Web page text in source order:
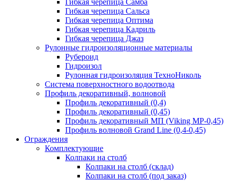
Гибкая черепица Сальса
Гибкая черепица Оптима
Гибкая черепица Кадриль
Гибкая черепица Джаз
Рулонные гидроизоляционные материалы
Рубероид
Гидроизол
Рулонная гидроизоляция ТехноНиколь
Система поверхностного водоотвода
Профиль декоративный, волновой
Профиль декоративный (0,4)
Профиль декоративный (0,45)
Профиль декоративный МП (Viking MP-0,45)
Профиль волновой Grand Line (0,4-0,45)
Ограждения
Комплектующие
Колпаки на столб
Колпаки на столб (склад)
Колпаки на столб (под заказ)